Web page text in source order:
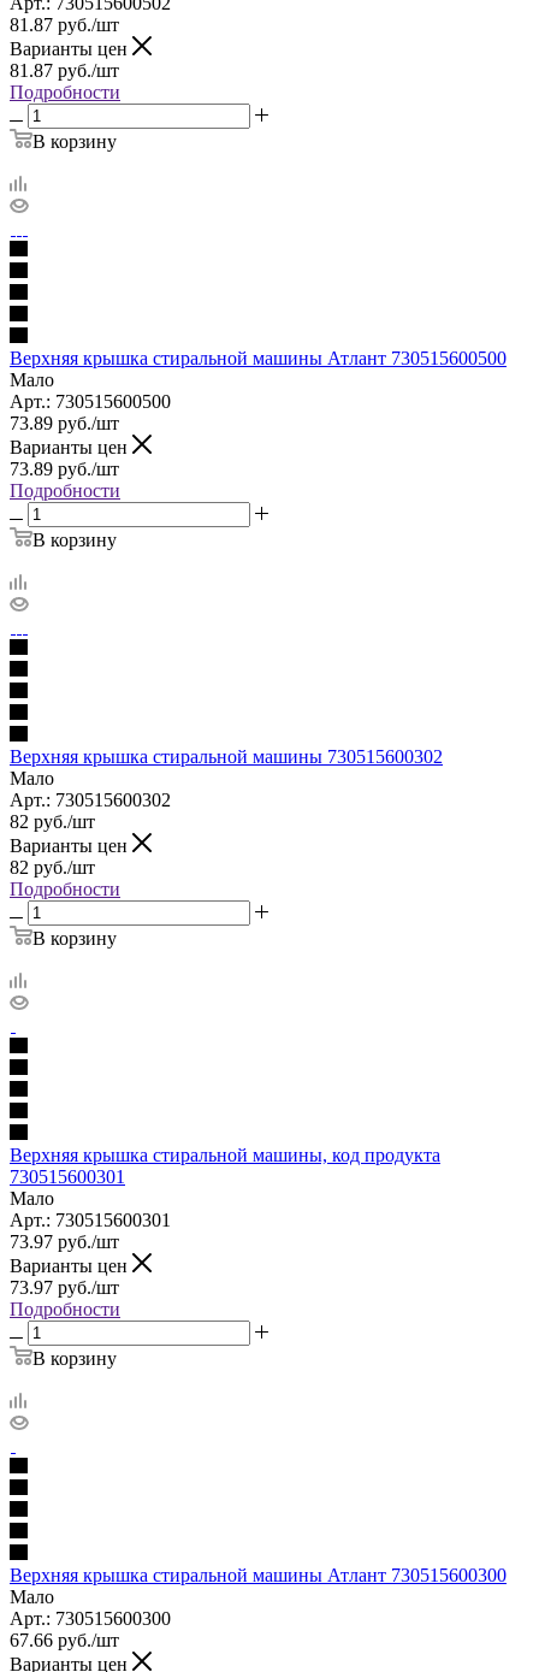
81.87 руб./шт
Варианты цен
81.87 руб./шт
Подробности
В корзину
Верхняя крышка стиральной машины Атлант 730515600500
Мало
Арт.: 730515600500
73.89 руб./шт
Варианты цен
73.89 руб./шт
Подробности
В корзину
Верхняя крышка стиральной машины 730515600302
Мало
Арт.: 730515600302
82 руб./шт
Варианты цен
82 руб./шт
Подробности
В корзину
Верхняя крышка стиральной машины, код продукта
730515600301
Мало
Арт.: 730515600301
73.97 руб./шт
Варианты цен
73.97 руб./шт
Подробности
В корзину
Верхняя крышка стиральной машины Атлант 730515600300
Мало
Арт.: 730515600300
67.66 руб./шт
Варианты цен